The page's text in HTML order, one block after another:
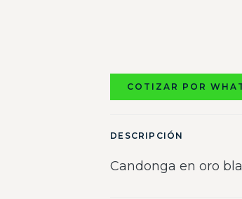
COTIZAR POR
DESCRIPCIÓN
Candonga en oro